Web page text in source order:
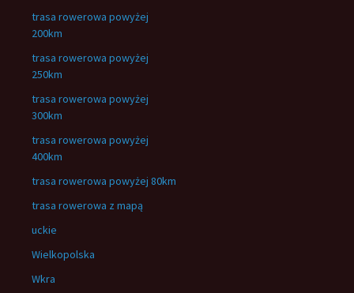
trasa rowerowa powyżej
200km
trasa rowerowa powyżej
250km
trasa rowerowa powyżej
300km
trasa rowerowa powyżej
400km
trasa rowerowa powyżej 80km
trasa rowerowa z mapą
uckie
Wielkopolska
Wkra